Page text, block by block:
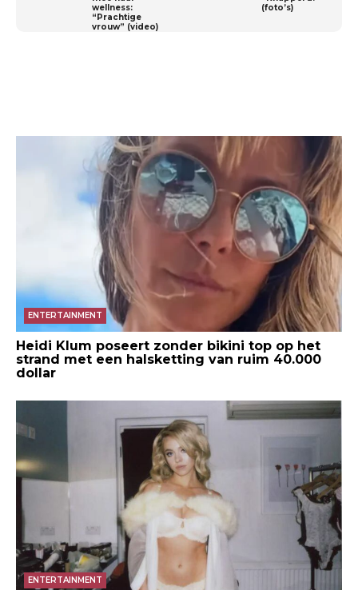
wellness:
“Prachtige
vrouw” (video)
(foto’s)
ENTERTAINMENT
Heidi Klum poseert zonder bikini top op het
strand met een halsketting van ruim 40.000
dollar
ENTERTAINMENT